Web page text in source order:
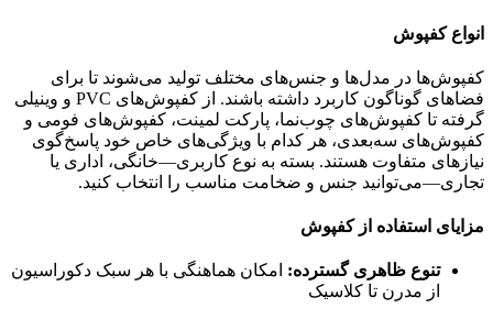
انواع کفپوش
کفپوش‌ها در مدل‌ها و جنس‌های مختلف تولید می‌شوند تا برای
فضاهای گوناگون کاربرد داشته باشند. از کفپوش‌های PVC و وینیلی
گرفته تا کفپوش‌های چوب‌نما، پارکت لمینت، کفپوش‌های فومی و
کفپوش‌های سه‌بعدی، هر کدام با ویژگی‌های خاص خود پاسخ‌گوی
نیازهای متفاوت هستند. بسته به نوع کاربری—خانگی، اداری یا
تجاری—می‌توانید جنس و ضخامت مناسب را انتخاب کنید.
مزایای استفاده از کفپوش
تنوع ظاهری گسترده: امکان هماهنگی با هر سبک دکوراسیون
از مدرن تا کلاسیک